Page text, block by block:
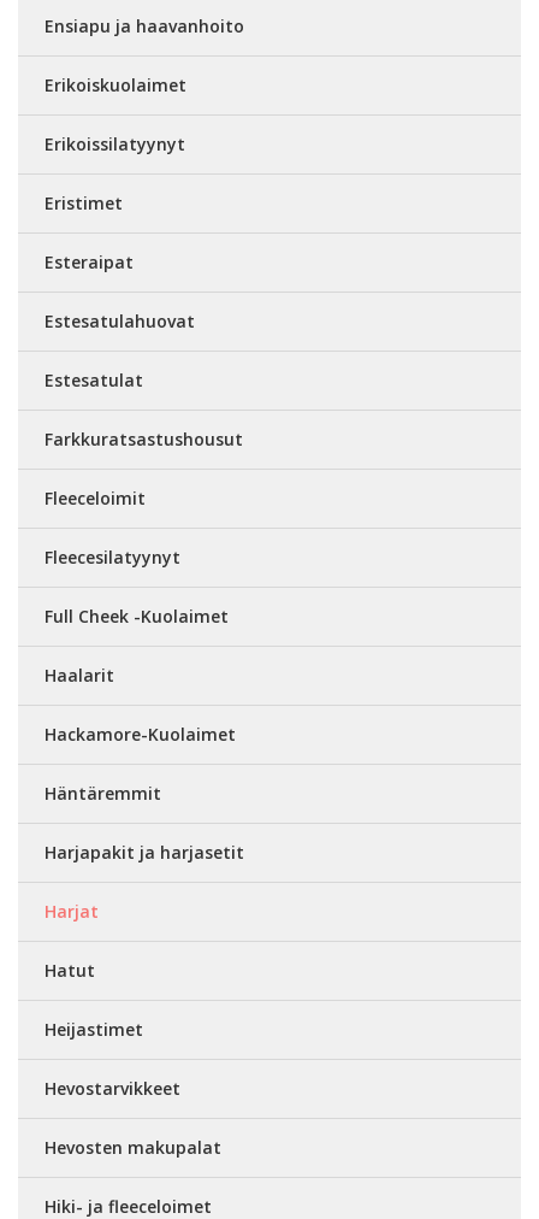
Ensiapu ja haavanhoito
Erikoiskuolaimet
Erikoissilatyynyt
Eristimet
Esteraipat
Estesatulahuovat
Estesatulat
Farkkuratsastushousut
Fleeceloimit
Fleecesilatyynyt
Full Cheek -Kuolaimet
Haalarit
Hackamore-Kuolaimet
Häntäremmit
Harjapakit ja harjasetit
Harjat
Hatut
Heijastimet
Hevostarvikkeet
Hevosten makupalat
Hiki- ja fleeceloimet